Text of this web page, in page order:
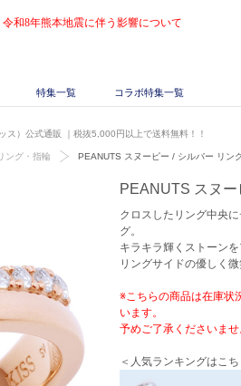
令和8年熊本地震に伴う影響について
特集一覧 コラボ特集一覧
ス）公式通販 ｜税抜5,000円以上で送料無料！！
ング・指輪 PEANUTS スヌーピー / シルバー リン
PEANUTS スヌ
クロスしたリング中央
グ。
キラキラ輝くストーン
リングサイドの優しく
※こちらの商品は在庫状
います。
予めご了承くださいませ
＜人気ランキングはこち